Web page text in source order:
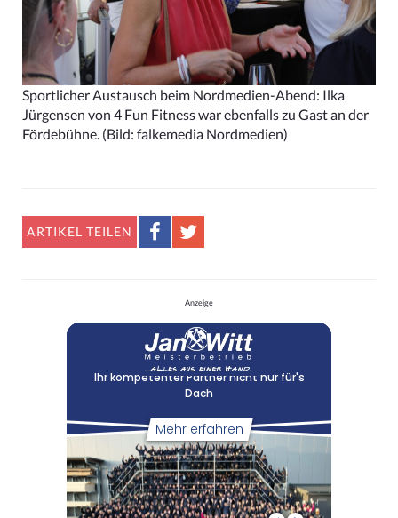
Sportlicher Austausch beim Nordmedien-Abend: Ilka
Jürgensen von 4 Fun Fitness war ebenfalls zu Gast an der
Fördebühne. (Bild: falkemedia Nordmedien)
ARTIKEL TEILEN
Anzeige